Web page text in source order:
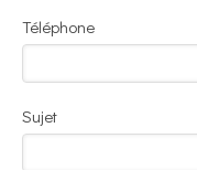
Téléphone
Sujet